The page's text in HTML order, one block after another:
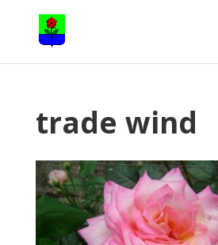
trade wind